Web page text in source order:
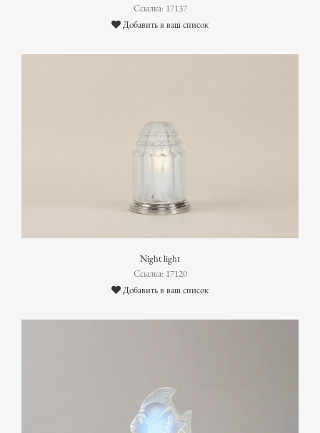
Ссылка: 17137
Добавить в ваш список
Night light
Ссылка: 17120
Добавить в ваш список